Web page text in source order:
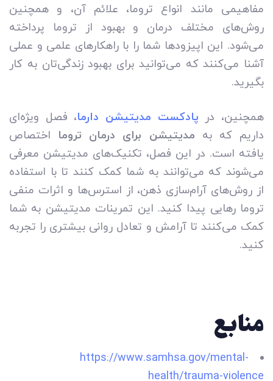
مفاهیمی مانند انواع تروما، علائم آن، و همچنین
روش‌های مختلف درمان و بهبود از تروما پرداخته
می‌شود. این اپیزودها شما را با راهکارهای علمی و عملی
آشنا می‌کنند که می‌توانید برای بهبود زندگی‌تان به کار
بگیرید.
همچنین، در پادکست مدیتیشن دارما، فصل ویژه‌ای
داریم که به مدیتیشن برای درمان تروما اختصاص
یافته است. در این فصل، تکنیک‌های مدیتیشن معرفی
می‌شوند که می‌توانند به شما کمک کنند تا با استفاده
از روش‌های آرام‌سازی ذهن، از استرس‌ها و اثرات منفی
تروما رهایی پیدا کنید. این تمرینات مدیتیشن به شما
کمک می‌کنند تا آرامش و تعادل روانی بیشتری را تجربه
کنید.
منابع
https://www.samhsa.gov/mental-
health/trauma-violence